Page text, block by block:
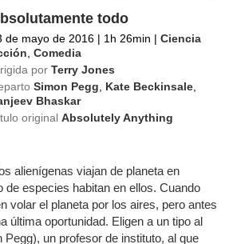
todo
de mayo de 2016 | 1h 26min | Ciencia
,Comedia
por Terry Jones
Simon Pegg Kate Beckinsale
Bhaskar
originalAbsolutely Anything
alienígenas viajan de planeta en
de especies habitan en ellos. Cuando
volar el planeta por los aires, pero antes
última oportunidad. Eligen a un tipo al
un profesor de instituto, al que